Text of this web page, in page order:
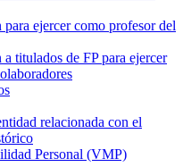
ejercer como profesor del
titulados de FP para ejercer
relacionada con el
Personal (VMP)